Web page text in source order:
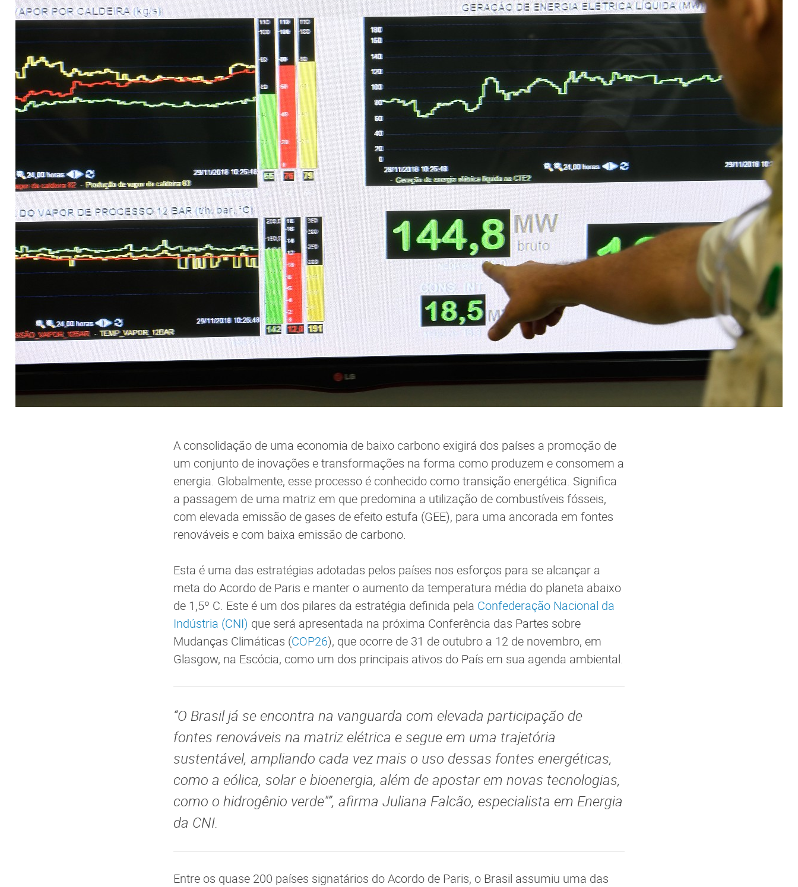
A consolidação de uma economia de baixo carbono exigirá dos países a promoção de
um conjunto de inovações e transformações na forma como produzem e consomem a
energia. Globalmente, esse processo é conhecido como transição energética. Significa
a passagem de uma matriz em que predomina a utilização de combustíveis fósseis,
com elevada emissão de gases de efeito estufa (GEE), para uma ancorada em fontes
renováveis e com baixa emissão de carbono.
Esta é uma das estratégias adotadas pelos países nos esforços para se alcançar a
meta do Acordo de Paris e manter o aumento da temperatura média do planeta abaixo
de 1,5º C. Este é um dos pilares da estratégia definida pela Confederação Nacional da
Indústria (CNI) que será apresentada na próxima Conferência das Partes sobre
Mudanças Climáticas (COP26), que ocorre de 31 de outubro a 12 de novembro, em
Glasgow, na Escócia, como um dos principais ativos do País em sua agenda ambiental.
“O Brasil já se encontra na vanguarda com elevada participação de
fontes renováveis na matriz elétrica e segue em uma trajetória
sustentável, ampliando cada vez mais o uso dessas fontes energéticas,
como a eólica, solar e bioenergia, além de apostar em novas tecnologias,
como o hidrogênio verde"”, afirma Juliana Falcão, especialista em Energia
da CNI.
Entre os quase 200 países signatários do Acordo de Paris, o Brasil assumiu uma das